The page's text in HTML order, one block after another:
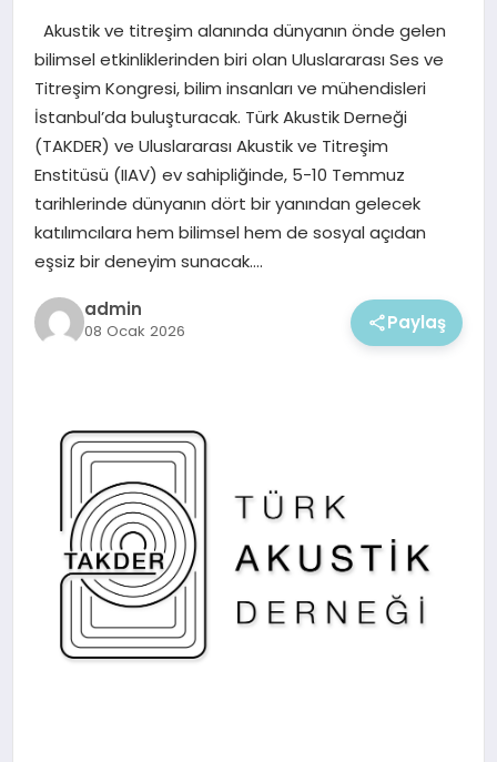
EKONOMI
MAGAZIN
Akustik ve titreşim alanında dünyanın önde gelen
bilimsel etkinliklerinden biri olan Uluslararası Ses ve
Titreşim Kongresi, bilim insanları ve mühendisleri
İstanbul’da buluşturacak. Türk Akustik Derneği
(TAKDER) ve Uluslararası Akustik ve Titreşim
Enstitüsü (IIAV) ev sahipliğinde, 5-10 Temmuz
tarihlerinde dünyanın dört bir yanından gelecek
katılımcılara hem bilimsel hem de sosyal açıdan
eşsiz bir deneyim sunacak….
admin
08 Ocak 2026 Paylaş